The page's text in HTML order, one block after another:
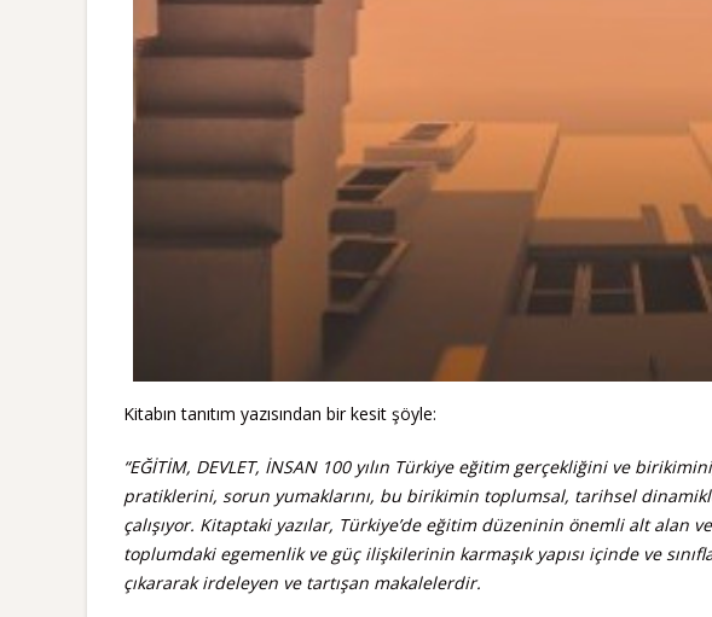
Kitabın tanıtım yazısından bir kesit şöyle:
“EĞİTİM, DEVLET, İNSAN 100 yılın Türkiye eğitim gerçekliğini ve
pratiklerini, sorun yumaklarını, bu birikimin toplumsal, tarihsel
çalışıyor. Kitaptaki yazılar, Türkiye’de eğitim düzeninin önemli alt alan
toplumdaki egemenlik ve güç ilişkilerinin karmaşık yapısı içinde ve
çıkararak irdeleyen ve tartışan makalelerdir.